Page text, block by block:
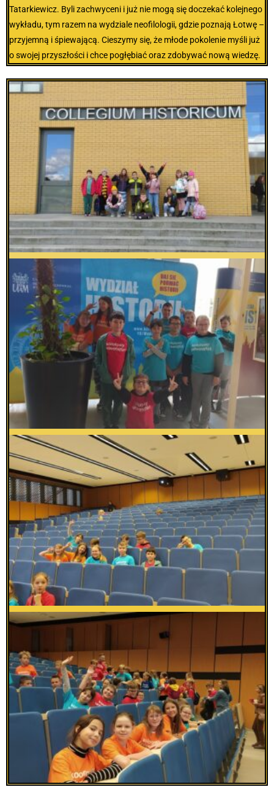
Tatarkiewicz. Byli zachwyceni i już nie mogą się doczekać kolejnego
wykładu, tym razem na wydziale neofilologii, gdzie poznają Łotwę –
przyjemną i śpiewającą. Cieszymy się, że młode pokolenie myśli już
o swojej przyszłości i chce pogłębiać oraz zdobywać nową wiedzę.